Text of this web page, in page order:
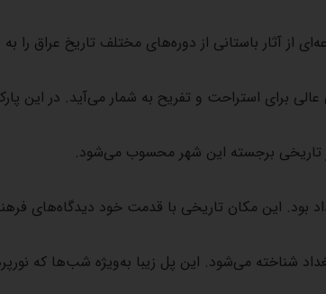
از آثار باستانی از دوره‌های مختلف تاریخ عراق را
برای استراحت و تفریح به شمار می‌آید. در این
تاریخی برجسته این شهر محسوب می‌شود.
بود. این مکان تاریخی با قدمت خود دیدگاه‌های
شناخته می‌شود. این پل زیبا به‌ویژه شب‌ها که